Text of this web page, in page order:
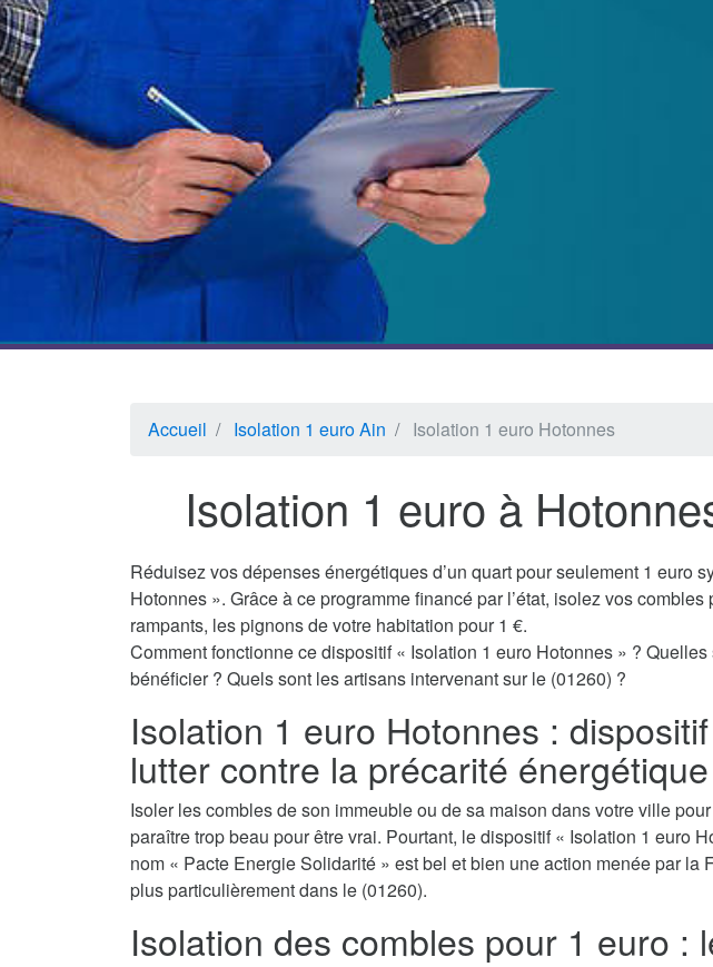
Accueil Isolation 1 euro Ain Isolation 1 euro Hotonnes
Isolation 1 euro à
Réduisez vos dépenses énergétiques d’un quart pour seulement 1 euro
Hotonnes ». Grâce à ce programme financé par l’état, isolez vos
rampants, les pignons de votre habitation pour 1 €.
Comment fonctionne ce dispositif « Isolation 1 euro Hotonnes » ?
bénéficier ? Quels sont les artisans intervenant sur le (01260) ?
Isolation 1 euro Hotonnes :
lutter contre la précarité énergétique
Isoler les combles de son immeuble ou de sa maison dans votre ville
paraître trop beau pour être vrai. Pourtant, le dispositif « Isolation 1 euro
nom « Pacte Energie Solidarité » est bel et bien une action menée par la
plus particulièrement dans le (01260).
Isolation des combles pour 1 euro :